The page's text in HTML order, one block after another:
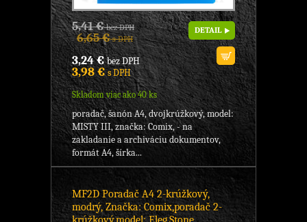
5,41 €bez DPH
6,65 €s DPH
3,24 €bez DPH
3,98 €s DPH
Skladom viac ako 40 ks
DETAIL
poradač, šanón A4, dvojkrúžkový, model:
MISTY III, značka: Comix, - na
zakladanie a archiváciu dokumentov,
formát A4, šírka...
MF2D Poradač A4 2-krúžkový,
modrý, Značka: Comix,poradač 2-